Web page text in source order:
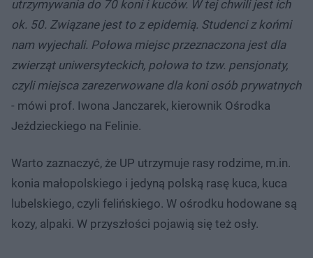
utrzymywania do 70 koni i kuców. W tej chwili jest ich
ok. 50. Związane jest to z epidemią. Studenci z końmi
nam wyjechali. Połowa miejsc przeznaczona jest dla
zwierząt uniwersyteckich, połowa to tzw. pensjonaty,
czyli miejsca zarezerwowane dla koni osób prywatnych
- mówi prof. Iwona Janczarek, kierownik Ośrodka
Jeździeckiego na Felinie.
Warto zaznaczyć, że UP utrzymuje rasy rodzime, m.in.
konia małopolskiego i jedyną polską rasę kuca, kuca
lubelskiego, czyli felińskiego. W ośrodku hodowane są
kozy, alpaki. W przyszłości pojawią się też osły.